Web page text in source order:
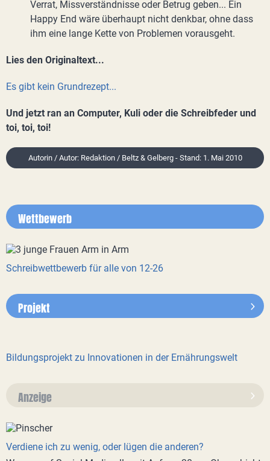
Verrat, Missverständnisse oder Betrug geben... Ein
Happy End wäre überhaupt nicht denkbar, ohne dass
ihm eine lange Kette von Problemen vorausgeht.
Lies den Originaltext...
Es gibt kein Grundrezept...
Und jetzt ran an Computer, Kuli oder die Schreibfeder und
toi, toi, toi!
Autorin / Autor: Redaktion / Beltz & Gelberg - Stand: 1. Mai 2010
Wettbewerb
Schreibwettbewerb für alle von 12-26
Projekt
Bildungsprojekt zu Innovationen in der Ernährungswelt
Anzeige
Verdiene ich zu wenig, oder lügen die anderen?